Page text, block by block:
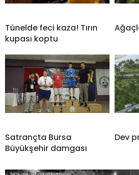
Tünelde feci kaza! Tırın
kupası koptu
Satrançta Bursa
Büyükşehir damgası
Dev